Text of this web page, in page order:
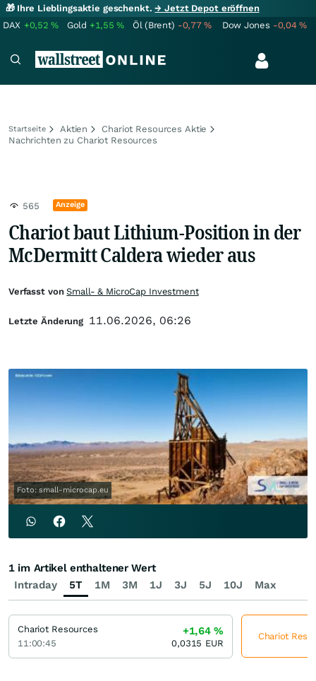
🎁 Ihre Lieblingsaktie geschenkt.→ Jetzt Depot eröffnen
DAX +0,52% Gold +1,55% Öl (Brent) -0,77% Dow Jones -0,04%
Startseite Aktien
Chariot Resources Aktie
Nachrichten zu Chariot Resources
565 Anzeige
Chariot baut Lithium-Position in der
McDermitt Caldera wieder aus
Foto: small-microcap.eu
Verfasst vonSmall- & MicroCap Investment
Letzte Änderung 11.06.2026, 06:26
Intraday 5T 1M 3M 1J 3J 5J 10J Max
1 im Artikel enthaltener Wert
Chariot Resources
11:00:45
+1,64%
0,0315 EUR
Chariot